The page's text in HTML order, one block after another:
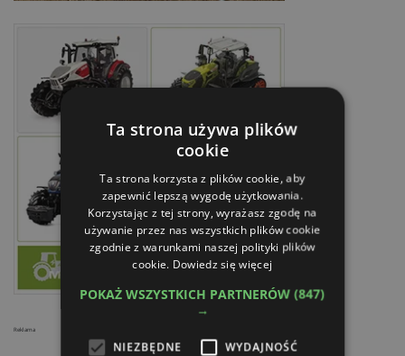
Reklama
Ta strona używa plików
cookie
Ta strona korzysta z plików cookie, aby
zapewnić lepszą wygodę użytkowania.
Korzystając z tej strony, wyrażasz zgodę na
używanie przez nas wszystkich plików cookie
zgodnie z warunkami naszej polityki plików
cookie. Dowiedz się więcej
POKAŻ WSZYSTKICH PARTNERÓW(847)
→
NIEZBĘDNE WYDAJNOŚĆ